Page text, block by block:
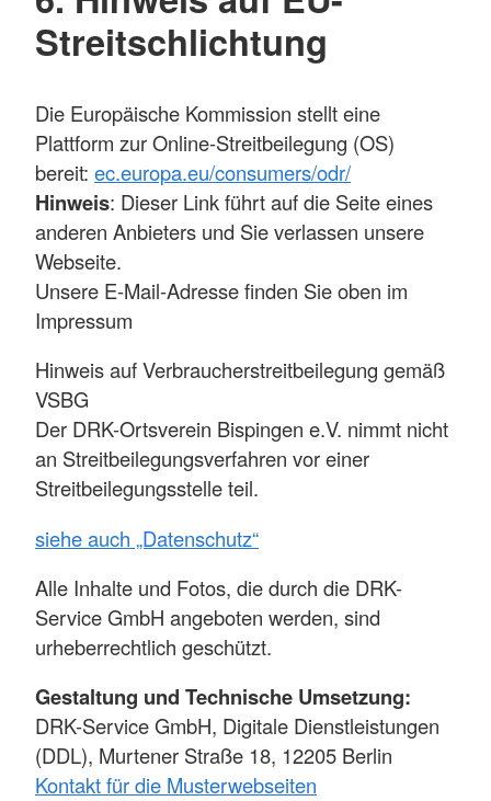
Streitschlichtung
Die Europäische Kommission stellt eine
Plattform zur Online-Streitbeilegung (OS)
bereit: ec.europa.eu/consumers/odr/
Hinweis: Dieser Link führt auf die Seite eines
anderen Anbieters und Sie verlassen unsere
Webseite.
Unsere E-Mail-Adresse finden Sie oben im
Impressum
Hinweis auf Verbraucherstreitbeilegung gemäß
VSBG
Der DRK-Ortsverein Bispingen e.V. nimmt nicht
an Streitbeilegungsverfahren vor einer
Streitbeilegungsstelle teil.
siehe auch „Datenschutz“
Alle Inhalte und Fotos, die durch die DRK-
Service GmbH angeboten werden, sind
urheberrechtlich geschützt.
Gestaltung und Technische Umsetzung:
DRK-Service GmbH, Digitale Dienstleistungen
(DDL), Murtener Straße 18, 12205 Berlin
Kontakt für die Musterwebseiten